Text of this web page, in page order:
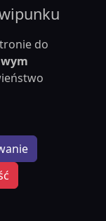
do